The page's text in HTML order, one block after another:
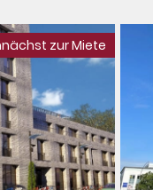
zur Miete